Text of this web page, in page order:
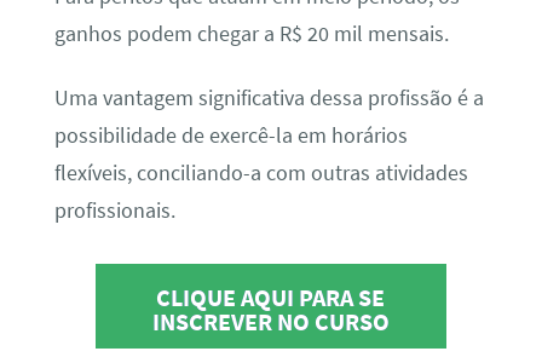
ganhos podem chegar a R$ 20 mil mensais.
Uma vantagem significativa dessa profissão é a
possibilidade de exercê-la em horários
flexíveis, conciliando-a com outras atividades
profissionais.
CLIQUE AQUI PARA SE
INSCREVER NO CURSO